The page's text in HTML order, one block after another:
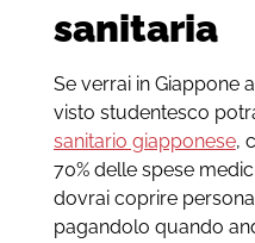
sanitaria
Se verrai in Giappone
visto studentesco
sanitario giapponese,
70% delle spese
dovrai coprire
pagandolo quando